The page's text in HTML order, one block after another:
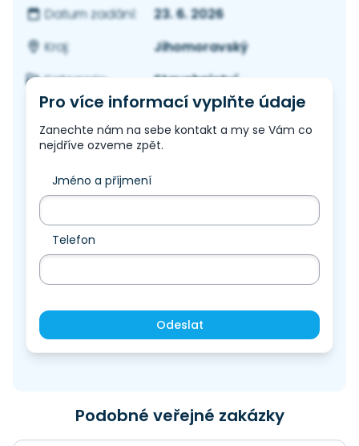
Datum zadání:
23. 6. 2026
Kraj:
Jihomoravský
Kategorie:
Stavebnictví
Pro více informací vyplňte údaje
Zanechte nám na sebe kontakt a my se Vám co
nejdříve ozveme zpět.
Jméno a příjmení
Telefon
Odeslat
Podobné veřejné zakázky